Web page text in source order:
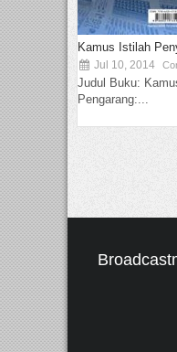
Kamus Istilah
Jul 10, 2014
Judul Buku:
Pengarang:...